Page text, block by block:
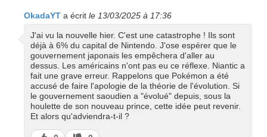
OkadaYT a écrit le 13/03/2025 à 17:36
J'ai vu la nouvelle hier. C'est une catastrophe ! Ils sont
déjà à 6% du capital de Nintendo. J'ose espérer que le
gouvernement japonais les empêchera d'aller au
dessus. Les américains n'ont pas eu ce réflexe. Niantic a
fait une grave erreur. Rappelons que Pokémon a été
accusé de faire l'apologie de la théorie de l'évolution. Si
le gouvernement saoudien a "évolué" depuis, sous la
houlette de son nouveau prince, cette idée peut revenir.
Et alors qu'adviendra-t-il ?